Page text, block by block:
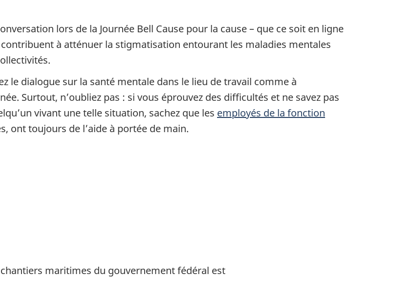
lors de la Journée Bell Cause pour la cause – que ce soit en ligne
à atténuer la stigmatisation entourant les maladies mentales
le dialogue sur la santé mentale dans le lieu de travail comme à
Surtout, n’oubliez pas : si vous éprouvez des difficultés et ne savez pas
vivant une telle situation, sachez que les employés de la fonction
ont toujours de l’aide à portée de main.
maritimes du gouvernement fédéral est